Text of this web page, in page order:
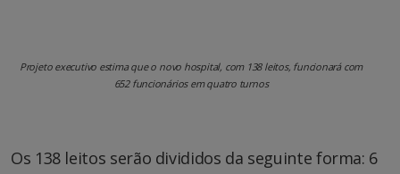
Projeto executivo estima que o novo hospital, com 138 leitos, funcionará com
652 funcionários em quatro turnos
Os 138 leitos serão divididos da seguinte forma: 6